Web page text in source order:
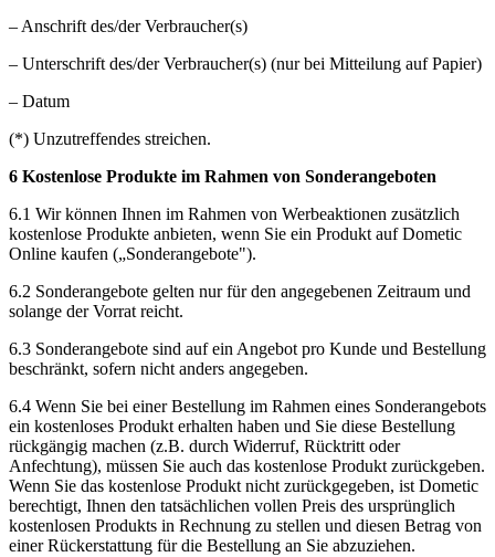
– Anschrift des/der Verbraucher(s)
– Unterschrift des/der Verbraucher(s) (nur bei Mitteilung auf Papier)
– Datum
(*) Unzutreffendes streichen.
6 Kostenlose Produkte im Rahmen von Sonderangeboten
6.1 Wir können Ihnen im Rahmen von Werbeaktionen zusätzlich
kostenlose Produkte anbieten, wenn Sie ein Produkt auf Dometic
Online kaufen („Sonderangebote").
6.2 Sonderangebote gelten nur für den angegebenen Zeitraum und
solange der Vorrat reicht.
6.3 Sonderangebote sind auf ein Angebot pro Kunde und Bestellung
beschränkt, sofern nicht anders angegeben.
6.4 Wenn Sie bei einer Bestellung im Rahmen eines Sonderangebots
ein kostenloses Produkt erhalten haben und Sie diese Bestellung
rückgängig machen (z.B. durch Widerruf, Rücktritt oder
Anfechtung), müssen Sie auch das kostenlose Produkt zurückgeben.
Wenn Sie das kostenlose Produkt nicht zurückgegeben, ist Dometic
berechtigt, Ihnen den tatsächlichen vollen Preis des ursprünglich
kostenlosen Produkts in Rechnung zu stellen und diesen Betrag von
einer Rückerstattung für die Bestellung an Sie abzuziehen.